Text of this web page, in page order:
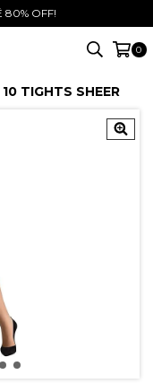
80% OFF!
0
TIGHTS SHEER